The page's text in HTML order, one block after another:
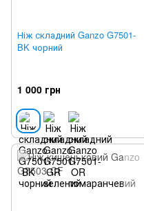
Ніж складний Ganzo G7501-
BK чорний
1 000 грн